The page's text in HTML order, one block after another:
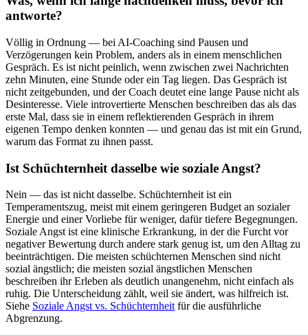
antworte?
Völlig in Ordnung — bei AI-Coaching sind Pausen und
Verzögerungen kein Problem, anders als in einem menschlichen
Gespräch. Es ist nicht peinlich, wenn zwischen zwei Nachrichten
zehn Minuten, eine Stunde oder ein Tag liegen. Das Gespräch ist
nicht zeitgebunden, und der Coach deutet eine lange Pause nicht als
Desinteresse. Viele introvertierte Menschen beschreiben das als das
erste Mal, dass sie in einem reflektierenden Gespräch in ihrem
eigenen Tempo denken konnten — und genau das ist mit ein Grund,
warum das Format zu ihnen passt.
Ist Schüchternheit dasselbe wie soziale Angst?
Nein — das ist nicht dasselbe. Schüchternheit ist ein
Temperamentszug, meist mit einem geringeren Budget an sozialer
Energie und einer Vorliebe für weniger, dafür tiefere Begegnungen.
Soziale Angst ist eine klinische Erkrankung, in der die Furcht vor
negativer Bewertung durch andere stark genug ist, um den Alltag zu
beeinträchtigen. Die meisten schüchternen Menschen sind nicht
sozial ängstlich; die meisten sozial ängstlichen Menschen
beschreiben ihr Erleben als deutlich unangenehm, nicht einfach als
ruhig. Die Unterscheidung zählt, weil sie ändert, was hilfreich ist.
Siehe Soziale Angst vs. Schüchternheit für die ausführliche
Abgrenzung.